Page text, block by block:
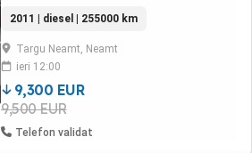
Suspensii spate aproape noi Distributia
schimbata de fostii proprietari Masina
intretinuta cu schimburi de ulei si filtre sub
10.000 km Aștept orice test proba. Masina
trage ...
2011 | diesel | 255000 km
Targu Neamt, Neamt
ieri 12:00
9,300 EUR
9,500 EUR
Telefon validat